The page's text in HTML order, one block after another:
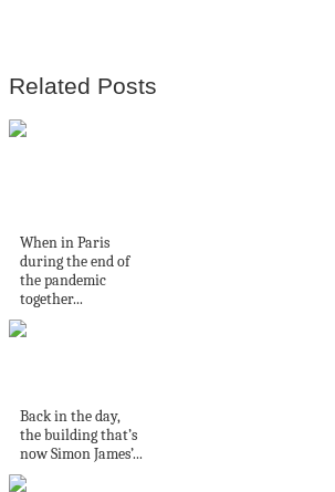
Related Posts
When in Paris
during the end of
the pandemic
together...
Back in the day,
the building that’s
now Simon James’...